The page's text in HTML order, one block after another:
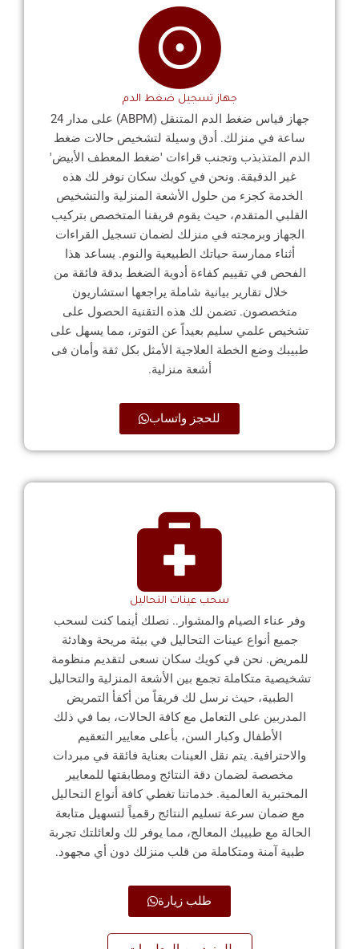
جهاز تسجيل ضغط الدم
جهاز قياس ضغط الدم المتنقل (ABPM) على مدار 24
ساعة في منزلك. أدق وسيلة لتشخيص حالات ضغط
الدم المتذبذب وتجنب قراءات 'ضغط المعطف الأبيض'
غير الدقيقة. ونحن في كويك سكان نوفر لك هذه
الخدمة كجزء من حلول الأشعة المنزلية والتشخيص
القلبي المتقدم، حيث يقوم فريقنا المتخصص بتركيب
الجهاز وبرمجته في منزلك لضمان تسجيل القراءات
أثناء ممارسة حياتك الطبيعية والنوم. يساعد هذا
الفحص في تقييم كفاءة أدوية الضغط بدقة فائقة من
خلال تقارير بيانية شاملة يراجعها استشاريون
متخصصون. تضمن لك هذه التقنية الحصول على
تشخيص علمي سليم بعيداً عن التوتر، مما يسهل على
طبيبك وضع الخطة العلاجية الأمثل بكل ثقة وأمان فى
أشعة منزلية.
للحجز واتساب
سحب عينات التحاليل
وفر عناء الصيام والمشوار.. نصلك أينما كنت لسحب
جميع أنواع عينات التحاليل في بيئة مريحة وهادئة
للمريض. نحن في كويك سكان نسعى لتقديم منظومة
تشخيصية متكاملة تجمع بين الأشعة المنزلية والتحاليل
الطبية، حيث نرسل لك فريقاً من أكفأ التمريض
المدربين على التعامل مع كافة الحالات، بما في ذلك
الأطفال وكبار السن، بأعلى معايير التعقيم
والاحترافية. يتم نقل العينات بعناية فائقة في مبردات
مخصصة لضمان دقة النتائج ومطابقتها للمعايير
المختبرية العالمية. خدماتنا تغطي كافة أنواع التحاليل
مع ضمان سرعة تسليم النتائج رقمياً لتسهيل متابعة
الحالة مع طبيبك المعالج، مما يوفر لك ولعائلتك تجربة
طبية آمنة ومتكاملة من قلب منزلك دون أي مجهود.
طلب زيارة